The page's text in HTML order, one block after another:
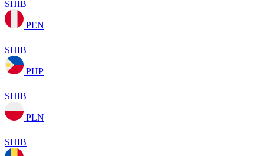
SHIB
PEN
SHIB
PHP
SHIB
PLN
SHIB